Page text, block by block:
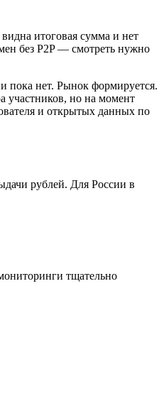
итоговая сумма и нет
без P2P — смотреть нужно
пока нет. Рынок формируется.
участников, но на момент
и открытых данных по
рублей. Для России в
тщательно